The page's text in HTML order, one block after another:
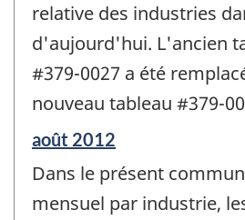
relative des industries
d'aujourd'hui. L'ancien
#379-0027 a été
nouveau tableau #379-
Période
référence
de
août 2012
Dans le présent
mensuel par industrie,